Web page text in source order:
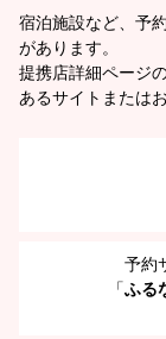
宿泊施設など、予
があります。
提携店詳細ページ
あるサイトまたは
予約
「ふる